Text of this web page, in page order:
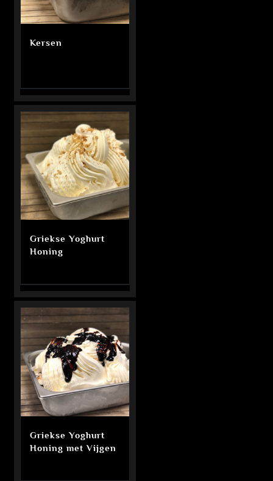
Kersen
Griekse Yoghurt
Honing
Griekse Yoghurt
Honing met Vijgen